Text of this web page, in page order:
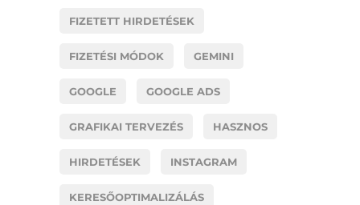
FIZETETT HIRDETÉSEK
FIZETÉSI MÓDOK GEMINI
GOOGLE GOOGLE ADS
GRAFIKAI TERVEZÉS HASZNOS
HIRDETÉSEK INSTAGRAM
KERESŐOPTIMALIZÁLÁS